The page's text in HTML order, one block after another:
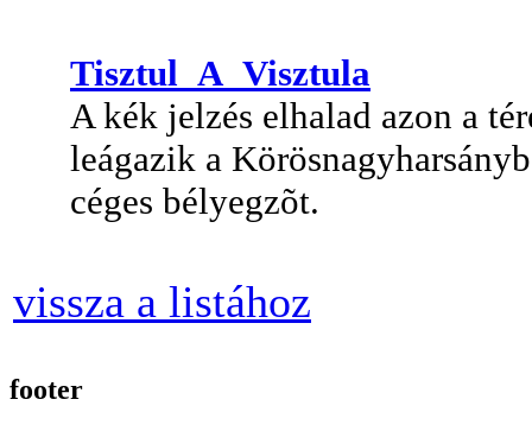
Tisztul_A_Visztula
A kék jelzés elhalad azon a
leágazik a
céges bélyegzõt.
vissza a listához
footer